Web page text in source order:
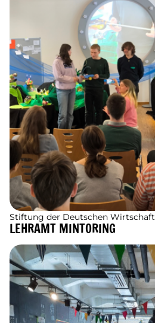
Stiftung der Deutschen Wirtschaft
LEHRAMT MINTORING